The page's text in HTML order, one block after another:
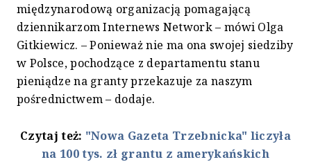
międzynarodową organizacją pomagającą
dziennikarzom Internews Network – mówi Olga
Gitkiewicz. – Ponieważ nie ma ona swojej siedziby
w Polsce, pochodzące z departamentu stanu
pieniądze na granty przekazuje za naszym
pośrednictwem – dodaje.
Czytaj też: "Nowa Gazeta Trzebnicka" liczyła
na 100 tys. zł grantu z amerykańskich